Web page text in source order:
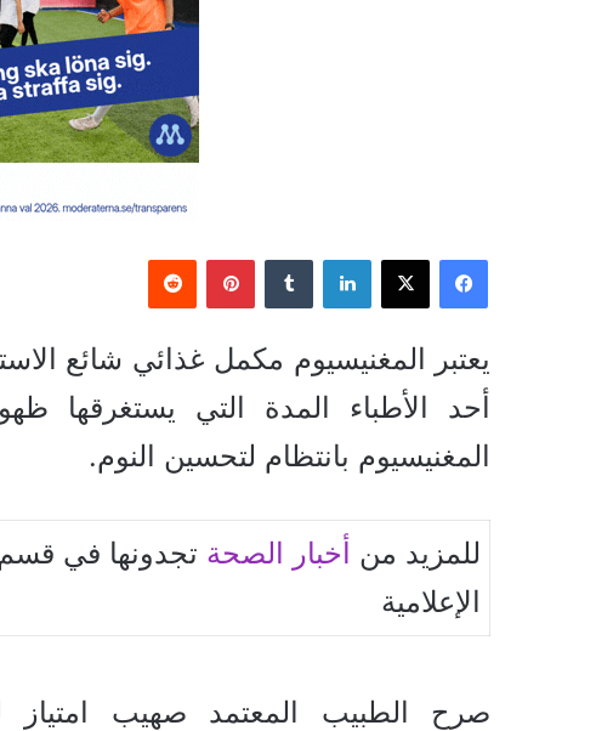
فيسبوك لينكدإن بينتيريست
يعتبر المغنيسيوم مكمل غذائي شائع
أحد الأطباء المدة التي يستغرقها
المغنيسيوم بانتظام لتحسين النوم.
للمزيد من أخبار الصحة تجدونها في
الإعلامية